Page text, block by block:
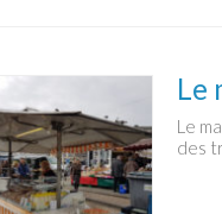
Le
Le
des